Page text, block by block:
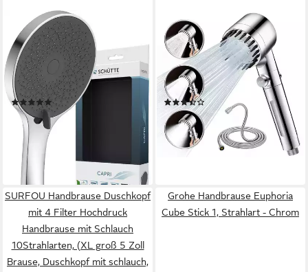
SCHÜTTE
Handbrause CAPRI,
Duschbrause, 3-fach
verstellbar, Antikalk,
wassersparend
(4)
27,92 € UVP
-20%
lieferbar - in 3-4 Werktagen bei dir
ANYSUN
Handbrause Duschkopf mit
Schlauch und Filter,
Chromfarben Wassersparend
Hochdruck Duschkopf mit 3
Strahlarten(14)
18,99 € UVP 35,99 €
-47%
lieferbar - in 4-5 Werktagen bei dir
SURFOU Handbrause Duschkopf
mit 4 Filter Hochdruck
Handbrause mit Schlauch
10Strahlarten, (XL groß 5 Zoll
Brause, Duschkopf mit schlauch,
Grohe Handbrause Euphoria
Cube Stick 1, Strahlart - Chrom